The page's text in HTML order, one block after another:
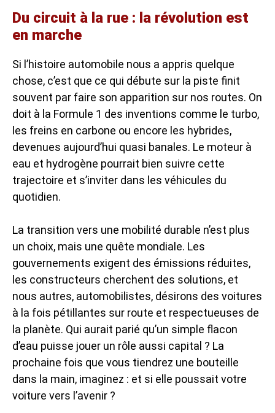
Du circuit à la rue : la révolution est
en marche
Si l’histoire automobile nous a appris quelque
chose, c’est que ce qui débute sur la piste finit
souvent par faire son apparition sur nos routes. On
doit à la Formule 1 des inventions comme le turbo,
les freins en carbone ou encore les hybrides,
devenues aujourd’hui quasi banales. Le moteur à
eau et hydrogène pourrait bien suivre cette
trajectoire et s’inviter dans les véhicules du
quotidien.
La transition vers une mobilité durable n’est plus
un choix, mais une quête mondiale. Les
gouvernements exigent des émissions réduites,
les constructeurs cherchent des solutions, et
nous autres, automobilistes, désirons des voitures
à la fois pétillantes sur route et respectueuses de
la planète. Qui aurait parié qu’un simple flacon
d’eau puisse jouer un rôle aussi capital ? La
prochaine fois que vous tiendrez une bouteille
dans la main, imaginez : et si elle poussait votre
voiture vers l’avenir ?